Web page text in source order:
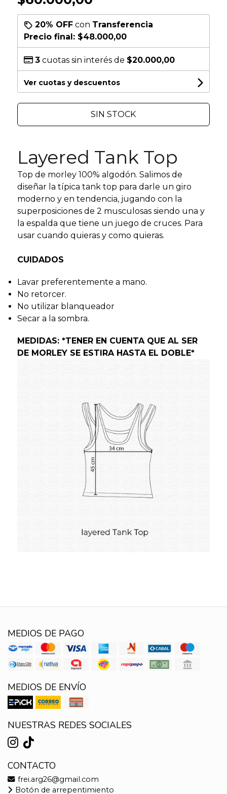
20% OFFcon Transferencia
Precio final: $48.000,00
3cuotas sin interés de $20.000,00
Ver cuotas y descuentos
SIN STOCK
Layered Tank Top
Top de morley 100% algodón. Salimos de
diseñar la típica tank top para darle un giro
moderno y en tendencia, jugando con la
superposiciones de 2 musculosas siendo una y
la espalda que tiene un juego de cruces. Para
usar cuando quieras y como quieras.
CUIDADOS
Lavar preferentemente a mano.
No retorcer.
No utilizar blanqueador
Secar a la sombra.
MEDIDAS: *TENER EN CUENTA QUE AL SER
DE MORLEY SE ESTIRA HASTA EL DOBLE*
MEDIOS DE PAGO
MEDIOS DE ENVÍO
NUESTRAS REDES SOCIALES
CONTACTO
frei.arg26@gmail.com
Botón de arrepentimiento